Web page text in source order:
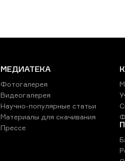
МЕДИАТЕКА
Фотогалерея
Видеогалерея
Научно-популярные статьи
Материалы для скачивания
Прессе